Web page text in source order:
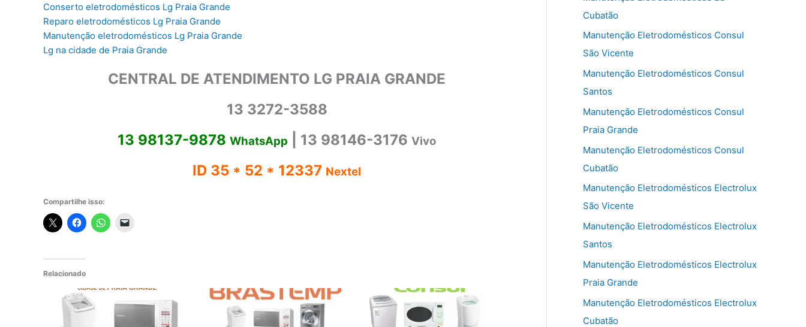
Conserto eletrodomésticos Lg Praia Grande
Reparo eletrodomésticos Lg Praia Grande
Manutenção eletrodomésticos Lg Praia Grande
Lg na cidade de Praia Grande
CENTRAL DE ATENDIMENTO LG PRAIA GRANDE
13 3272-3588
13 98137-9878 WhatsApp | 13 98146-3176 Vivo
ID 35 * 52 * 12337 Nextel
Compartilhe isso:
Relacionado
Cubatão
Manutenção Eletrodomésticos Consul
São Vicente
Manutenção Eletrodomésticos Consul
Santos
Manutenção Eletrodomésticos Consul
Praia Grande
Manutenção Eletrodomésticos Consul
Cubatão
Manutenção Eletrodomésticos Electrolux
São Vicente
Manutenção Eletrodomésticos Electrolux
Santos
Manutenção Eletrodomésticos Electrolux
Praia Grande
Manutenção Eletrodomésticos Electrolux
Cubatão